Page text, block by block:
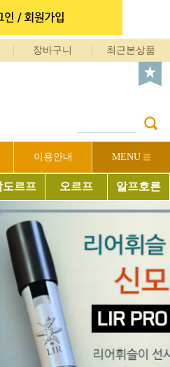
장바구니 최근본상품
이용안내 MENU
도르프 오르프 알프호른